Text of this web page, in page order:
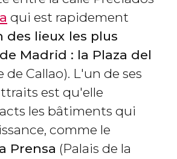
qui est rapidement
des lieux les plus
Madrid : la Plaza del
de Callao). L'un de ses
est qu'elle
les bâtiments qui
comme le
Prensa (Palais de la